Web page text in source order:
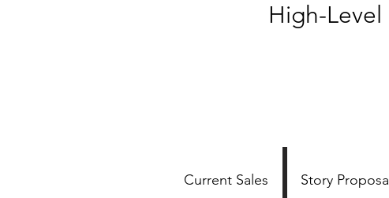
High-Level
Current Sales Story Proposal